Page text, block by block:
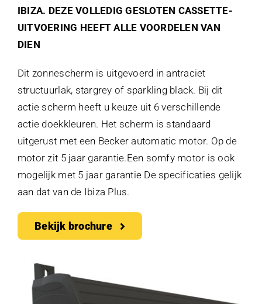
IBIZA. DEZE VOLLEDIG GESLOTEN CASSETTE-
UITVOERING HEEFT ALLE VOORDELEN VAN
DIEN
Dit zonnescherm is uitgevoerd in antraciet
structuurlak, stargrey of sparkling black. Bij dit
actie scherm heeft u keuze uit 6 verschillende
actie doekkleuren. Het scherm is standaard
uitgerust met een Becker automatic motor. Op de
motor zit 5 jaar garantie.Een somfy motor is ook
mogelijk met 5 jaar garantie De specificaties gelijk
aan dat van de Ibiza Plus.
Bekijk brochure